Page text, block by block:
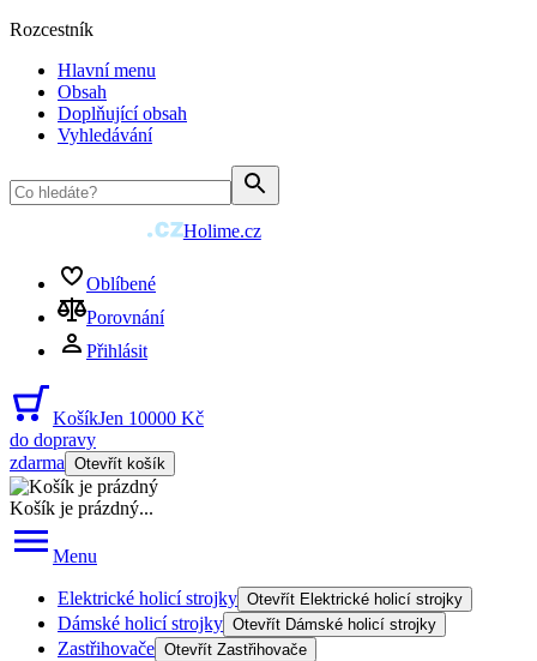
Rozcestník
Hlavní menu
Obsah
Doplňující obsah
Vyhledávání
Holime.cz
Oblíbené
Porovnání
Přihlásit
KošíkJen 10000 Kč
do dopravy
zdarma Otevřít košík
Košík je prázdný...
Menu
Elektrické holicí strojky Otevřít Elektrické holicí strojky
Dámské holicí strojky Otevřít Dámské holicí strojky
Zastřihovače Otevřít Zastřihovače